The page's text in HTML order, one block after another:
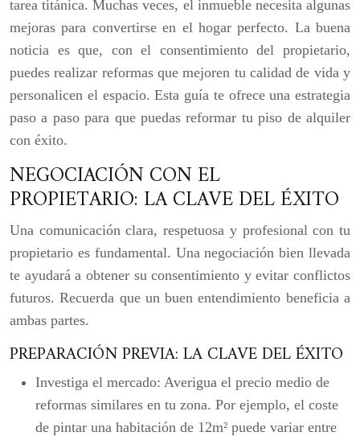
tarea titánica. Muchas veces, el inmueble necesita algunas
mejoras para convertirse en el hogar perfecto. La buena
noticia es que, con el consentimiento del propietario,
puedes realizar reformas que mejoren tu calidad de vida y
personalicen el espacio. Esta guía te ofrece una estrategia
paso a paso para que puedas reformar tu piso de alquiler
con éxito.
NEGOCIACIÓN CON EL
PROPIETARIO: LA CLAVE DEL ÉXITO
Una comunicación clara, respetuosa y profesional con tu
propietario es fundamental. Una negociación bien llevada
te ayudará a obtener su consentimiento y evitar conflictos
futuros. Recuerda que un buen entendimiento beneficia a
ambas partes.
PREPARACIÓN PREVIA: LA CLAVE DEL ÉXITO
Investiga el mercado: Averigua el precio medio de
reformas similares en tu zona. Por ejemplo, el coste
de pintar una habitación de 12m² puede variar entre